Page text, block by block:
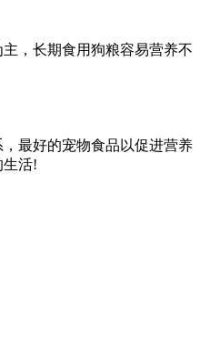
，长期食用狗粮容易营养不
最好的宠物食品以促进营养
生活!